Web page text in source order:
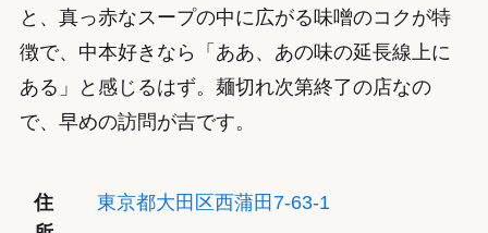
と、真っ赤なスープの中に広がる味噌のコクが特
徴で、中本好きなら「ああ、あの味の延長線上に
ある」と感じるはず。麺切れ次第終了の店なの
で、早めの訪問が吉です。
住
東京都大田区西蒲田7-63-1